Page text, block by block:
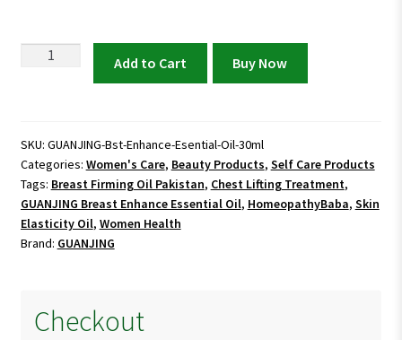
was:
₨ 1,200.
is:
₨ 900.
GUANJING
Oil
30ml
-
Firming
&
Lifting
Add to Cart Buy Now
SKU: GUANJING-Bst-Enhance-Esential-Oil-30ml
Categories: Women's Care, Beauty Products, Self Care Products
Tags: Breast Firming Oil Pakistan, Chest Lifting Treatment,
GUANJING Breast Enhance Essential Oil, HomeopathyBaba, Skin
Elasticity Oil, Women Health
Brand: GUANJING
Checkout